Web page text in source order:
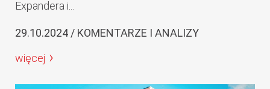
Expandera i...
29.10.2024 / KOMENTARZE I ANALIZY
więcej